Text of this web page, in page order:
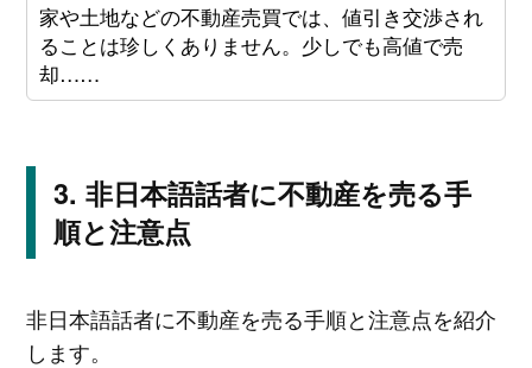
家や土地などの不動産売買では、値引き交渉され
ることは珍しくありません。少しでも高値で売
却……
非日本語話者に不動産を売る手
順と注意点
非日本語話者に不動産を売る手順と注意点を紹介
します。